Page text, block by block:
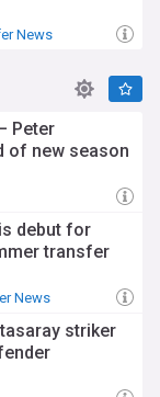
News
Peter
of new season
debut for
transfer
News
striker